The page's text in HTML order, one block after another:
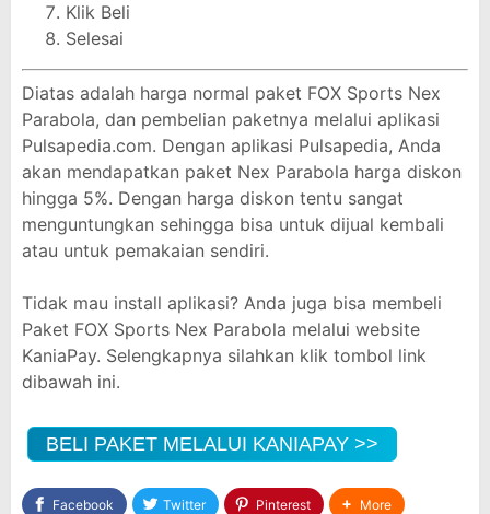
Klik Beli
Selesai
Diatas adalah harga normal paket FOX Sports Nex
Parabola, dan pembelian paketnya melalui aplikasi
Pulsapedia.com. Dengan aplikasi Pulsapedia, Anda
akan mendapatkan paket Nex Parabola harga diskon
hingga 5%. Dengan harga diskon tentu sangat
menguntungkan sehingga bisa untuk dijual kembali
atau untuk pemakaian sendiri.
Tidak mau install aplikasi? Anda juga bisa membeli
Paket FOX Sports Nex Parabola melalui website
KaniaPay. Selengkapnya silahkan klik tombol link
dibawah ini.
BELI PAKET MELALUI KANIAPAY >>
Facebook Twitter Pinterest More